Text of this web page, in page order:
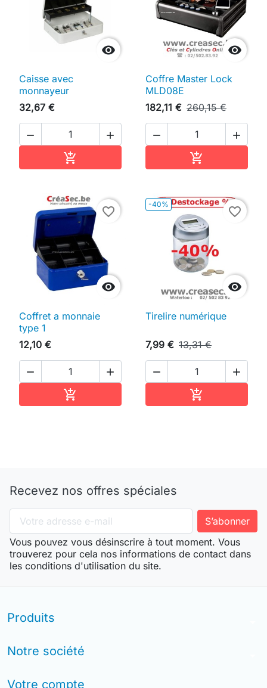

Caisse avec
monnayeur
32,67 €
 


Coffre Master Lock
MLD08E
182,11 € 260,15 €
 


favorite_border
Coffret a monnaie
type 1
12,10 €
 

-40%

favorite_border
Tirelire numérique
7,99 € 13,31 €
 

Recevez nos offres spéciales
Vous pouvez vous désinscrire à tout moment. Vous
trouverez pour cela nos informations de contact dans
les conditions d'utilisation du site.
Produits
Notre société
Votre compte